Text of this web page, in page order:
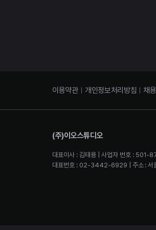
이용약관 개인정보처리방침 채
(주)이오스튜디오
대표이사 : 김태용 | 사업자 번호 :
대표번호 : 02-3442-6929 | 주소 :